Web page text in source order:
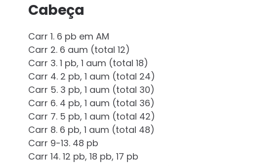
Cabeça
Carr 1. 6 pb em AM
Carr 2. 6 aum (total 12)
Carr 3. 1 pb, 1 aum (total 18)
Carr 4. 2 pb, 1 aum (total 24)
Carr 5. 3 pb, 1 aum (total 30)
Carr 6. 4 pb, 1 aum (total 36)
Carr 7. 5 pb, 1 aum (total 42)
Carr 8. 6 pb, 1 aum (total 48)
Carr 9-13. 48 pb
Carr 14. 12 pb, 18 pb, 17 pb